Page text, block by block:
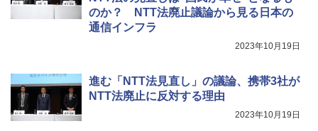
のか？ NTT法廃止議論から見る日本の
通信インフラ
2023年10月19日
進む「NTT法見直し」の議論、携帯3社が
NTT法廃止に反対する理由
2023年10月19日